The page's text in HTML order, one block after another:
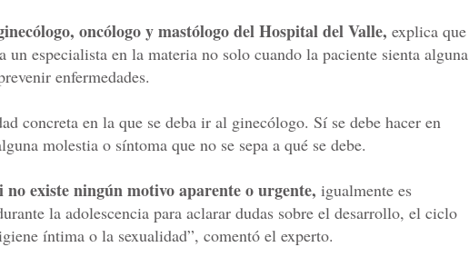
oncólogo y mastólogo del Hospital del Valle, explica que
un especialista en la materia no solo cuando la paciente sienta alguna
enfermedades.
concreta en la que se deba ir al ginecólogo. Sí se debe hacer en
molestia o síntoma que no se sepa a qué se debe.
no existe ningún motivo aparente o urgente, igualmente es
la adolescencia para aclarar dudas sobre el desarrollo, el ciclo
íntima o la sexualidad”, comentó el experto.